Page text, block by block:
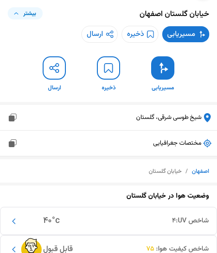
خیابان گلستان اصفهان بیشتر
مسیریابی ذخیره ارسال
مسیریابی ذخیره ارسال
شیخ طوسی شرقی، گلستان
مختصات جغرافیایی
اصفهان / خیابان گلستان
وضعیت هوا درخیابان گلستان
40°c شاخص UV: 4
قابل قبول شاخص کیفیت هوا: 75